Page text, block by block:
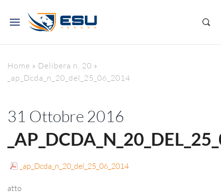
Home » Delibera n. 20 »
_ap_Dcda_n_20_del_25_06_2014
31 Ottobre 2016
_ap_Dcda_n_20_del_25_06_2014
atto